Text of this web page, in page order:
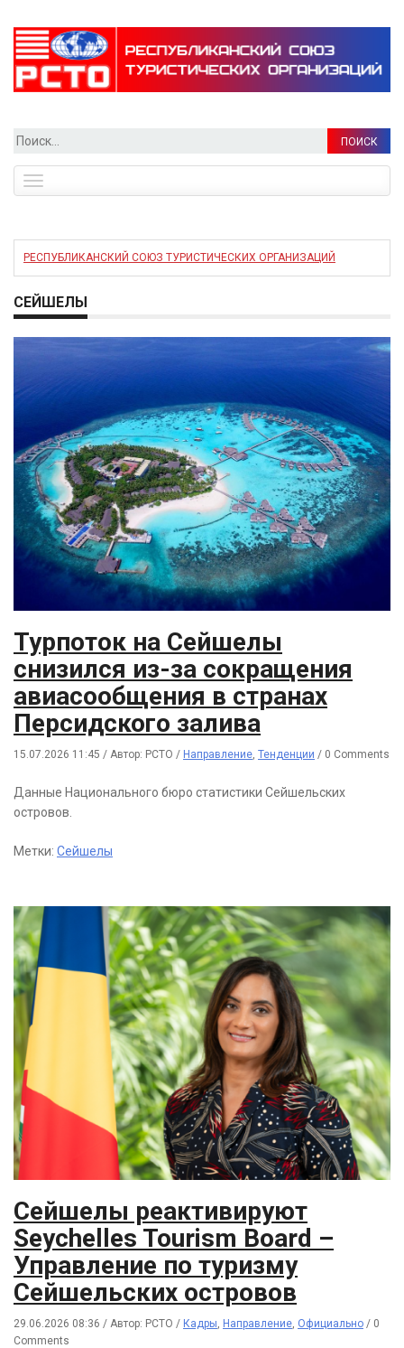
Найти:
navigation
РЕСПУБЛИКАНСКИЙ СОЮЗ ТУРИСТИЧЕСКИХ ОРГАНИЗАЦИЙ
СЕЙШЕЛЫ
Турпоток на Сейшелы
снизился из-за сокращения
авиасообщения в странах
Персидского залива
15.07.2026 11:45 / Автор: РСТО / Направление, Тенденции / 0 Comments
Данные Национального бюро статистики Сейшельских
островов.
Метки: Сейшелы
Сейшелы реактивируют
Seychelles Tourism Board –
Управление по туризму
Сейшельских островов
29.06.2026 08:36 / Автор: РСТО / Кадры Направление Официально / 0
Comments